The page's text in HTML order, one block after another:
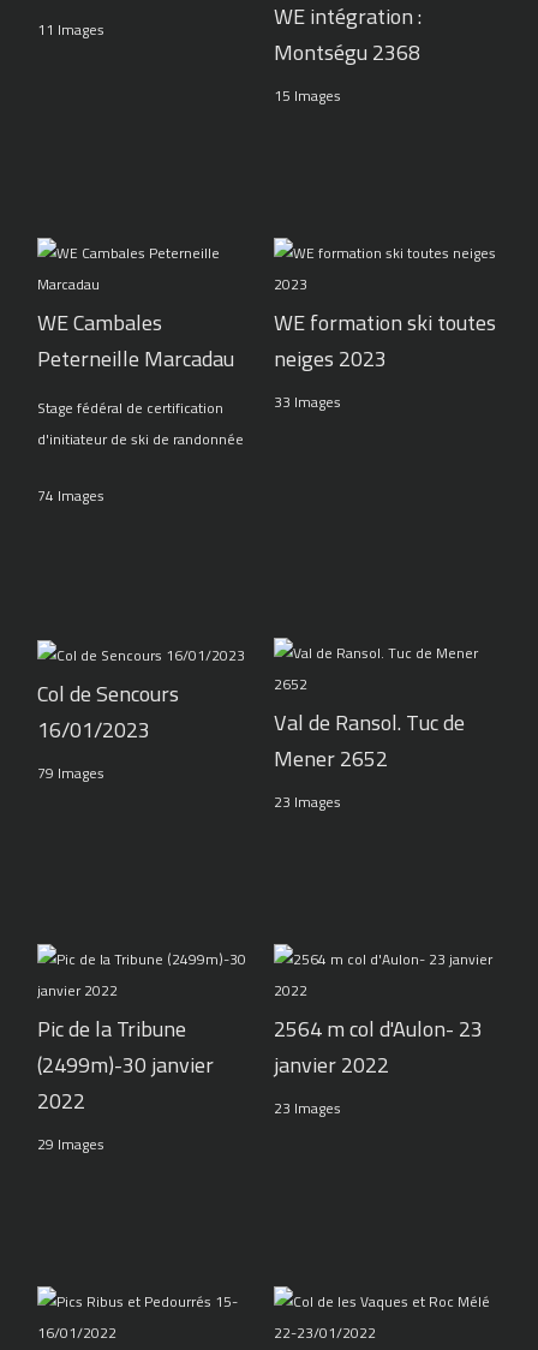
11 Images
WE intégration :
Montségu 2368
15 Images
WE Cambales
Peterneille Marcadau
Stage fédéral de certification
d'initiateur de ski de randonnée
74 Images
WE formation ski toutes
neiges 2023
33 Images
Col de Sencours
16/01/2023
79 Images
Val de Ransol. Tuc de
Mener 2652
23 Images
Pic de la Tribune
(2499m)-30 janvier
2022
29 Images
2564 m col d'Aulon- 23
janvier 2022
23 Images